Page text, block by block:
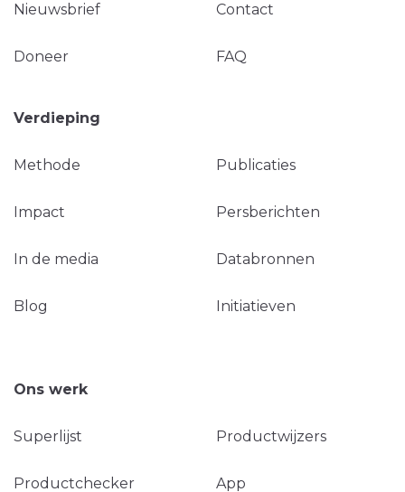
Nieuwsbrief Contact
Doneer FAQ
Verdieping
Methode Publicaties
Impact Persberichten
In de media Databronnen
Blog Initiatieven
Ons werk
Superlijst Productwijzers
Productchecker App